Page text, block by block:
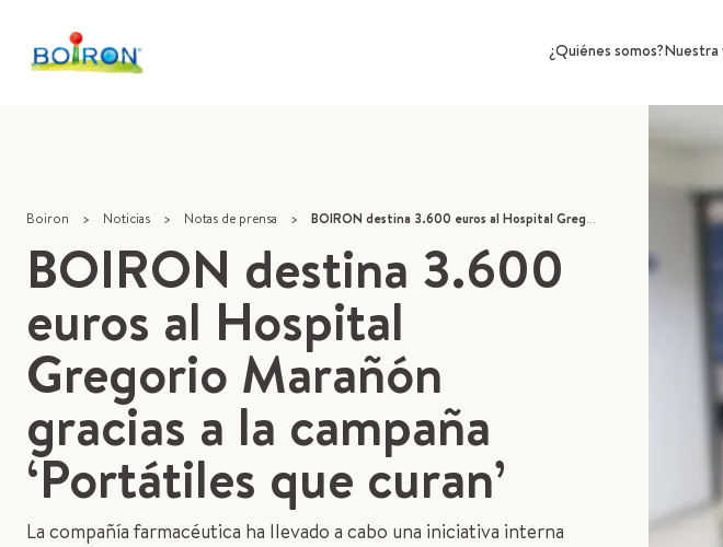
¿Quiénes somos?Nuestra
Boiron > Noticias > Notas de prensa > BOIRON destina 3.600 euros al Hospital Gregorio Marañón gracias a la campaña ‘Portátiles que curan’
BOIRON destina 3.600
euros al Hospital
Gregorio Marañón
gracias a la campaña
‘Portátiles que curan’
La compañía farmacéutica ha llevado a cabo una iniciativa interna